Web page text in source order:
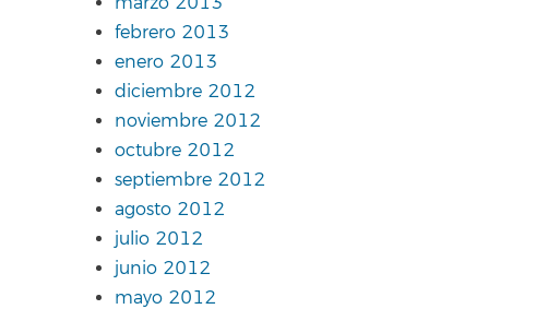
febrero 2013
enero 2013
diciembre 2012
noviembre 2012
octubre 2012
septiembre 2012
agosto 2012
julio 2012
junio 2012
mayo 2012